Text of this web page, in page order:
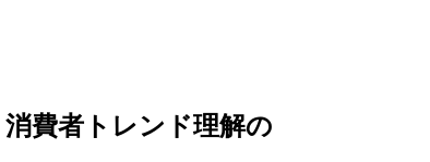
消費者トレンド理解の